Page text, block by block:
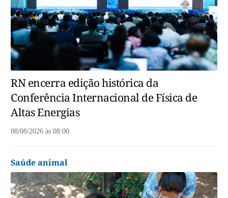
RN encerra edição histórica da
Conferência Internacional de Física de
Altas Energias
08/08/2026 às 08:00
Saúde animal